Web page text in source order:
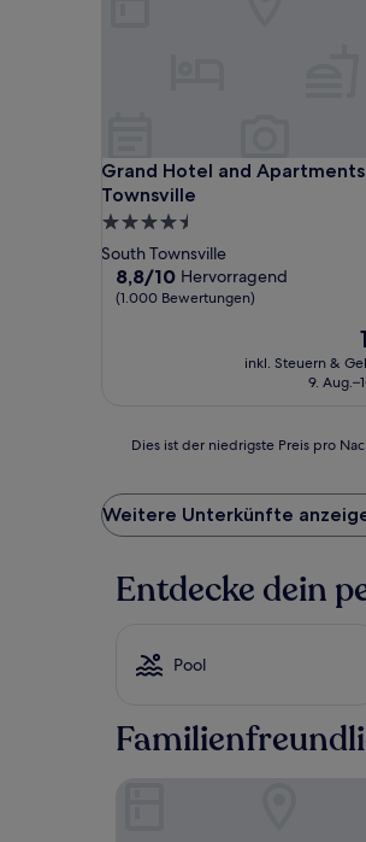
Grand Hotel and Apartments
Townsville
Grand Hotel and Apartments
4.5-
Sterne-
Unterkunft
South Townsville
8.8
von
8,8/10 Hervorragend
(1.000 Bewertungen)
inkl. Steuern &
9.
der
niedrigste
Preis
Nacht,
der
letzten
24 Stunden
einen
Aufenthalt
Dies ist der niedrigste Preis pro
Weitere Unterkünfte
Entdecke dein
Pool
Grand Hotel and